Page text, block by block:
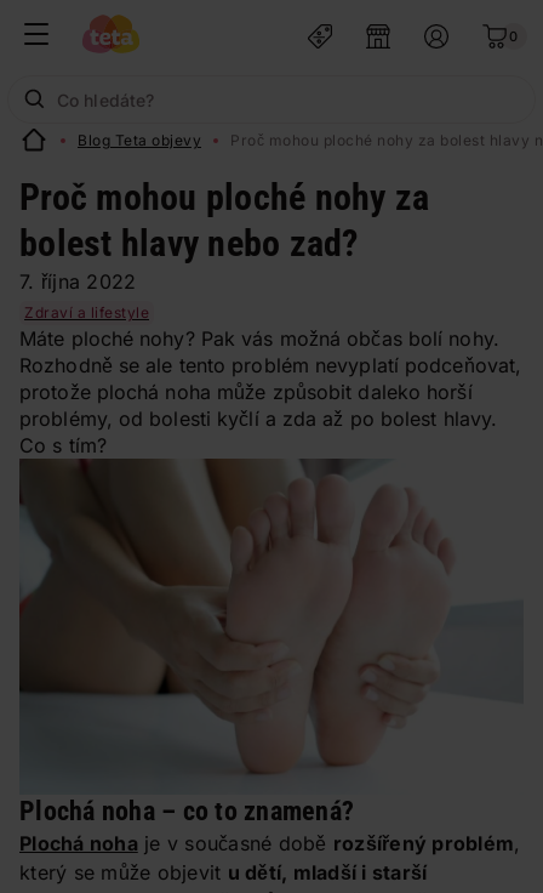
0
Blog Teta objevy Proč mohou ploché nohy za bolest hlavy
Proč mohou ploché nohy za
bolest hlavy nebo zad?
7. října 2022
Zdraví a lifestyle
Máte ploché nohy? Pak vás možná občas bolí nohy.
Rozhodně se ale tento problém nevyplatí podceňovat,
protože plochá noha může způsobit daleko horší
problémy, od bolesti kyčlí a zda až po bolest hlavy.
Co s tím?
Plochá noha – co to znamená?
Plochá noha je v současné době rozšířený problém,
který se může objevit u dětí, mladší i starší